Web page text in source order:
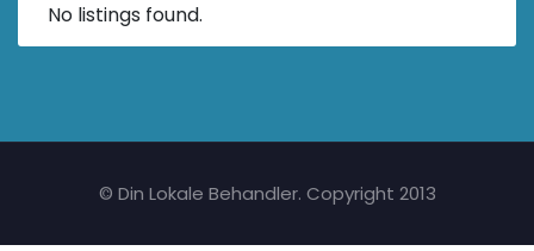
No listings found.
© Din Lokale Behandler. Copyright 2013